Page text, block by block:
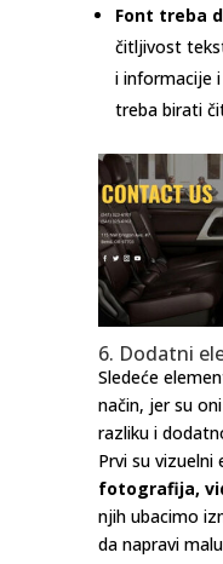
Font treba
čitljivost
i informacije
treba birati
6. Dodatni
Sledeće
način, jer su
razliku i
Prvi su
fotografija,
njih ubacimo
da napravi